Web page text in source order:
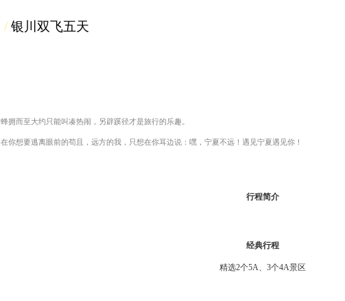
/ 银川双飞五天
蜂拥而至大约只能叫凑热闹，另辟蹊径才是旅行的乐趣。
在你想要逃离眼前的苟且，远方的我，只想在你耳边说：嘿，宁夏不远！遇见宁夏遇见你！
行程简介
经典行程
精选2个5A、3个4A景区